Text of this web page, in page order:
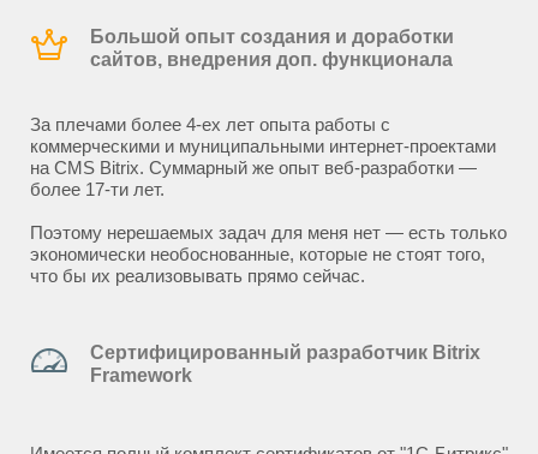
Большой опыт создания и доработки
сайтов, внедрения доп. функционала
За плечами более 4-ех лет опыта работы с
коммерческими и муниципальными интернет-проектами
на CMS Bitrix. Суммарный же опыт веб-разработки —
более 17-ти лет.
Поэтому нерешаемых задач для меня нет — есть только
экономически необоснованные, которые не стоят того,
что бы их реализовывать прямо сейчас.
Сертифицированный разработчик Bitrix
Framework